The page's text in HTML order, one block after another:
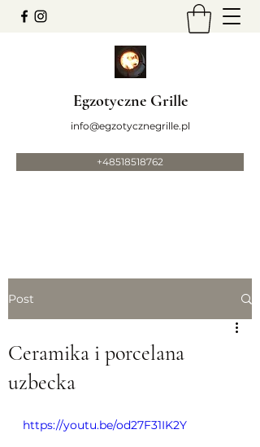
Egzotyczne Grille
info@egzotycznegrille.pl
+48518518762
Post
Ceramika i porcelana
uzbecka
https://youtu.be/od27F31IK2Y